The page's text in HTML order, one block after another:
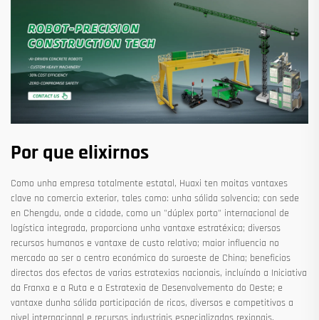
Por que elixirnos
Como unha empresa totalmente estatal, Huaxi ten moitas vantaxes
clave no comercio exterior, tales como: unha sólida solvencia; con sede
en Chengdu, onde a cidade, como un "dúplex porto" internacional de
logística integrada, proporciona unha vantaxe estratéxica; diversos
recursos humanos e vantaxe de custo relativo; maior influencia no
mercado ao ser o centro económico do suroeste de China; beneficios
directos dos efectos de varias estratexias nacionais, incluíndo a Iniciativa
da Franxa e a Ruta e a Estratexia de Desenvolvemento do Oeste; e
vantaxe dunha sólida participación de ricos, diversos e competitivos a